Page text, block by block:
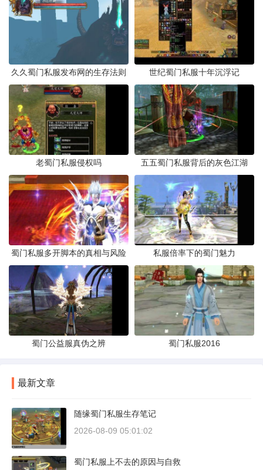
久久蜀门私服发布网的生存法则 世纪蜀门私服十年沉浮记
老蜀门私服侵权吗 五五蜀门私服背后的灰色江湖
蜀门私服多开脚本的真相与风险 私服倍率下的蜀门魅力
蜀门公益服真伪之辨 蜀门私服2016
最新文章
随缘蜀门私服生存笔记
2026-08-09 05:01:02
蜀门私服上不去的原因与自救